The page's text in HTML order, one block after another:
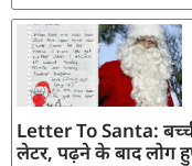
Letter To Santa:
लेटर, पढ़ने के बाद लोग